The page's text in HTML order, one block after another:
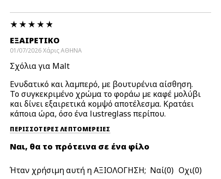
ΕΞΑΙΡΕΤΙΚΌ
01/07/2026ΧάριςΑΘΗΝΑ
Σχόλια για Malt
Ενυδατικό και λαμπερό, με βουτυρένια αίσθηση.
Το συγκεκριμένο χρώμα το φοράω με καφέ μολύβι
και δίνει εξαιρετικά κομψό αποτέλεσμα. Κρατάει
κάποια ώρα, όσο ένα lustreglass περίπου.
ΠΕΡΙΣΣΌΤΕΡΕΣ ΛΕΠΤΟΜΈΡΕΙΕΣ
Ναι, θα το πρότεινα σε ένα φίλο
Ήταν χρήσιμη αυτή η ΑΞΙΟΛΟΓΗΣΗ; 0 0